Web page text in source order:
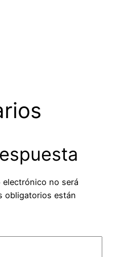
no será
obligatorios están